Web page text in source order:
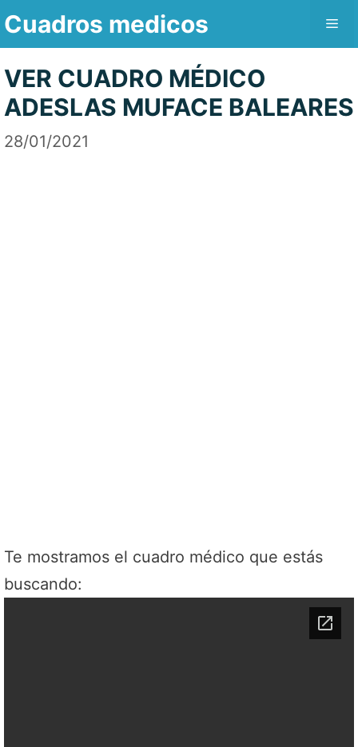
Saltar
contenido
Cuadros medicos
VER CUADRO MÉDICO
ADESLAS MUFACE BALEARES
28/01/2021
Te mostramos el cuadro médico que estás
buscando: